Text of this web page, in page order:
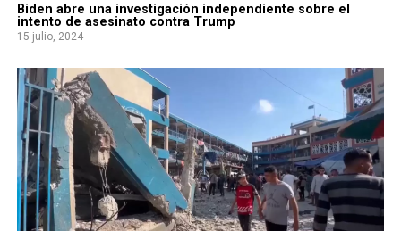
Biden abre una investigación independiente sobre el
intento de asesinato contra Trump
15 julio, 2024